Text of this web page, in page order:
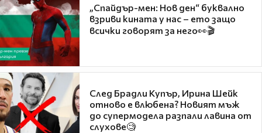
„Спайдър-мен: Нов ден“ буквално
взриви кината у нас – ето защо
всички говорят за него👀🎬
След Брадли Купър, Ирина Шейк
отново е влюбена? Новият мъж
до супермодела разпали лавина от
слухове🧐